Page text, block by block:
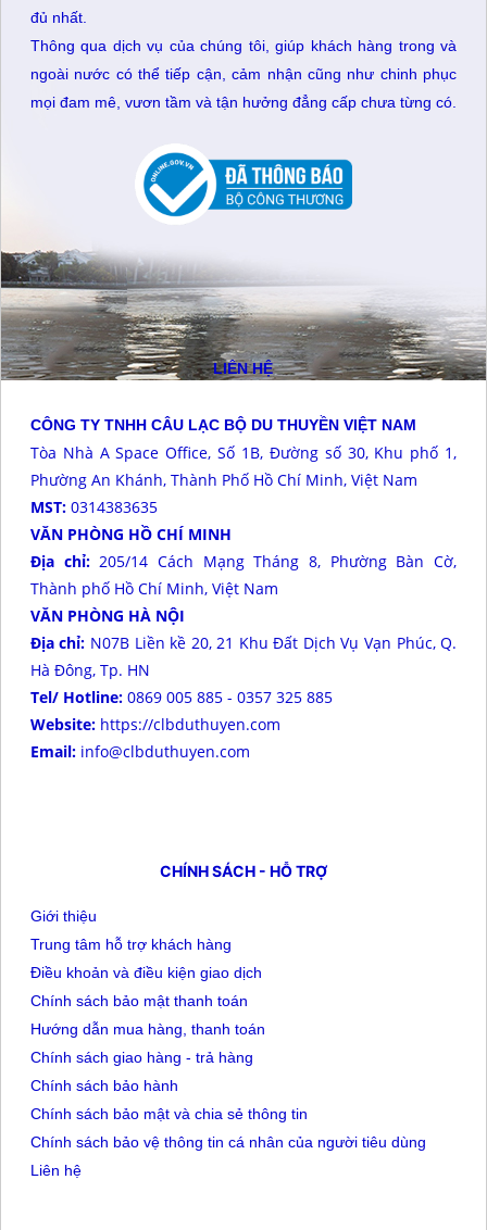
đủ nhất.
Thông qua dịch vụ của chúng tôi, giúp khách hàng trong và
ngoài nước có thể tiếp cận, cảm nhận cũng như chinh phục
mọi đam mê, vươn tầm và tận hưởng đẳng cấp chưa từng có.
LIÊN HỆ
CÔNG TY TNHH CÂU LẠC BỘ DU THUYỀN VIỆT NAM
Tòa Nhà A Space Office, Số 1B, Đường số 30, Khu phố 1,
Phường An Khánh, Thành Phố Hồ Chí Minh, Việt Nam
MST: 0314383635
VĂN PHÒNG HỒ CHÍ MINH
Địa chỉ:205/14 Cách Mạng Tháng 8, Phường Bàn Cờ,
Thành phố Hồ Chí Minh, Việt Nam
VĂN PHÒNG HÀ NỘI
Địa chỉ: N07B Liền kề 20, 21 Khu Đất Dịch Vụ Vạn Phúc, Q.
Hà Đông, Tp. HN
Tel/ Hotline: 0869 005 885 - 0357 325 885
Website: https://clbduthuyen.com
Email:info@clbduthuyen.com
CHÍNH SÁCH - HỖ TRỢ
Giới thiệu
Trung tâm hỗ trợ khách hàng
Điều khoản và điều kiện giao dịch
Chính sách bảo mật thanh toán
Hướng dẫn mua hàng, thanh toán
Chính sách giao hàng - trả hàng
Chính sách bảo hành
Chính sách bảo mật và chia sẻ thông tin
Chính sách bảo vệ thông tin cá nhân của người tiêu dùng
Liên hệ